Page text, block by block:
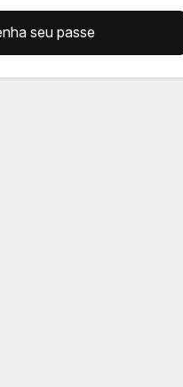
seu passe